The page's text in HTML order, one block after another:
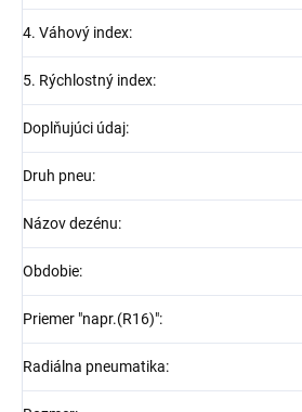
4. Váhový index:
5. Rýchlostný index:
Doplňujúci údaj:
Druh pneu:
Názov dezénu:
Obdobie:
Priemer "napr.(R16)":
Radiálna pneumatika: